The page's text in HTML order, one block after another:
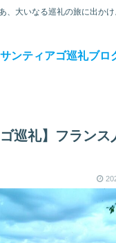
、大いなる巡礼の旅に出かけ
サンティアゴ巡礼ブロ
ゴ巡礼】フランス